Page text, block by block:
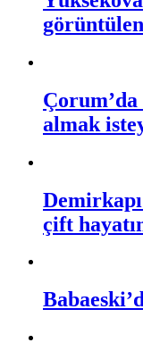
almak
çift